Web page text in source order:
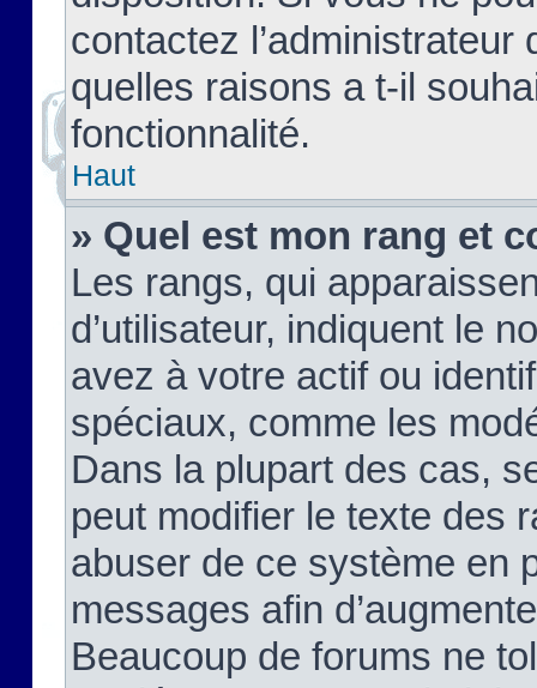
contactez
quelles raisons a t-il
fonctionnalité.
Haut
» Quel est mon rang et
Les rangs, qui
d’utilisateur, indiquent le
avez à votre actif ou
spéciaux, comme les
Dans la plupart des cas,
peut modifier le texte des
abuser de ce système en
messages afin
Beaucoup de forums ne